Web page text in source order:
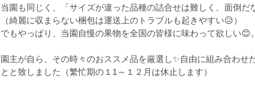
当園も同じく、「サイズが違った品種の詰合せは難しく、面倒だ
（綺麗に収まらない梱包は運送上のトラブルも起きやすい😥）
でもやっぱり、当園自慢の果物を全国の皆様に味わって欲しい😊。
園主が自ら、その時々のおススメ品を厳選し✨自由に組み合わせ
とと致しました（繁忙期の１1～１２月は休止します）